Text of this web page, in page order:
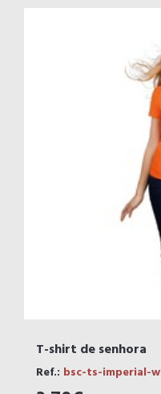
T-shirt de senhora
Ref.: bsc-ts-imperial-w